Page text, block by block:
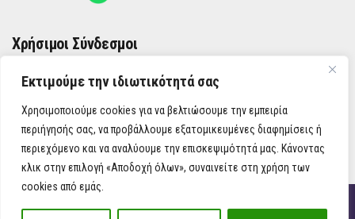
Εκτιμούμε την ιδιωτικότητά σας
Χρησιμοποιούμε cookies για να βελτιώσουμε την εμπειρία
περιήγησής σας, να προβάλλουμε εξατομικευμένες διαφημίσεις ή
περιεχόμενο και να αναλύουμε την επισκεψιμότητά μας. Κάνοντας
κλικ στην επιλογή «Αποδοχή όλων», συναινείτε στη χρήση των
cookies από εμάς.
Χρήσιμοι Σύνδεσμοι
ΌΡΟΙ ΧΡΉΣΗΣ
ΠΟΛΙΤΙΚΉ ΑΠΟΡΡΉΤΟΥ
iAnatropi ©